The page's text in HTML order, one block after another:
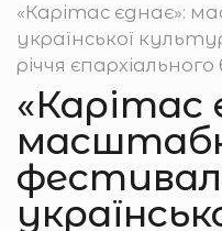
«Карітас єднає»:
української
річчя
«Карітас